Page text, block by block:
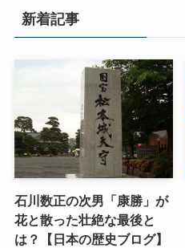
新着記事
石川数正の次男「康勝」が
花と散った壮絶な最後と
は？【日本の歴史ブログ】